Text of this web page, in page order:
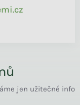
jen užitečné info